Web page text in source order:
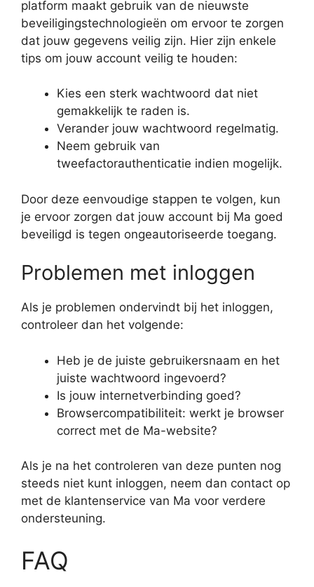
platform maakt gebruik van de nieuwste
beveiligingstechnologieën om ervoor te zorgen
dat jouw gegevens veilig zijn. Hier zijn enkele
tips om jouw account veilig te houden:
Kies een sterk wachtwoord dat niet
gemakkelijk te raden is.
Verander jouw wachtwoord regelmatig.
Neem gebruik van
tweefactorauthenticatie indien mogelijk.
Door deze eenvoudige stappen te volgen, kun
je ervoor zorgen dat jouw account bij Ma goed
beveiligd is tegen ongeautoriseerde toegang.
Problemen met inloggen
Als je problemen ondervindt bij het inloggen,
controleer dan het volgende:
Heb je de juiste gebruikersnaam en het
juiste wachtwoord ingevoerd?
Is jouw internetverbinding goed?
Browsercompatibiliteit: werkt je browser
correct met de Ma-website?
Als je na het controleren van deze punten nog
steeds niet kunt inloggen, neem dan contact op
met de klantenservice van Ma voor verdere
ondersteuning.
FAQ